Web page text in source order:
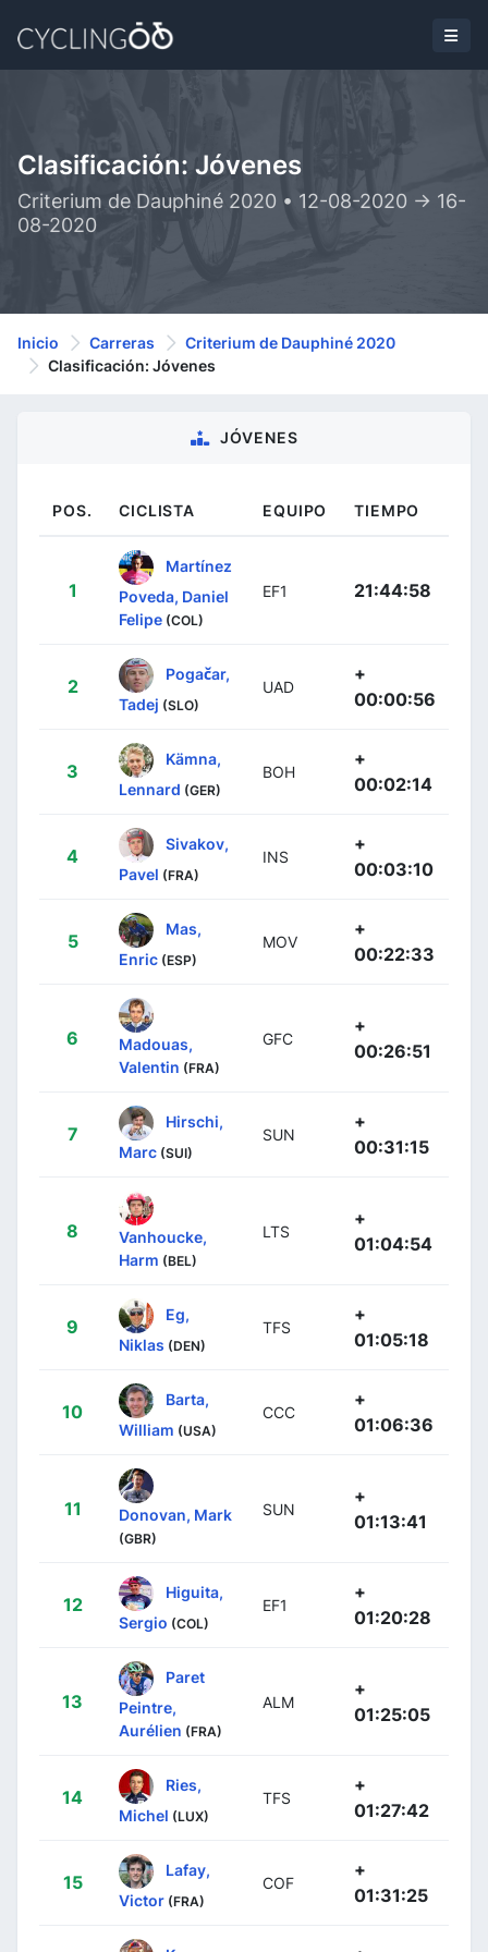
Clasificación: Jóvenes
Criterium de Dauphiné 2020 • 12-08-2020 -> 16-
08-2020
Inicio Carreras
Criterium de Dauphiné 2020
Clasificación: Jóvenes
JÓVENES
POS. CICLISTA EQUIPO TIEMPO
1
Martínez
Poveda, Daniel
Felipe (COL)
EF1 21:44:58
2
Pogačar,
Tadej (SLO)
UAD
+
00:00:56
3
Kämna,
Lennard (GER)
BOH
+
00:02:14
4
Sivakov,
Pavel (FRA)
INS
+
00:03:10
5
Mas,
Enric (ESP)
MOV
+
00:22:33
6
Madouas,
Valentin (FRA)
GFC
+
00:26:51
7
Hirschi,
Marc (SUI)
SUN
+
00:31:15
8
Vanhoucke,
Harm (BEL)
LTS
+
01:04:54
9
Eg,
Niklas (DEN)
TFS
+
01:05:18
10
Barta,
William (USA)
CCC
+
01:06:36
11 Donovan, Mark
(GBR)
SUN
+
01:13:41
12
Higuita,
Sergio (COL)
EF1
+
01:20:28
13
Paret
Peintre,
Aurélien (FRA)
ALM
+
01:25:05
14
Ries,
Michel (LUX)
TFS
+
01:27:42
15
Lafay,
Victor (FRA)
COF
+
01:31:25